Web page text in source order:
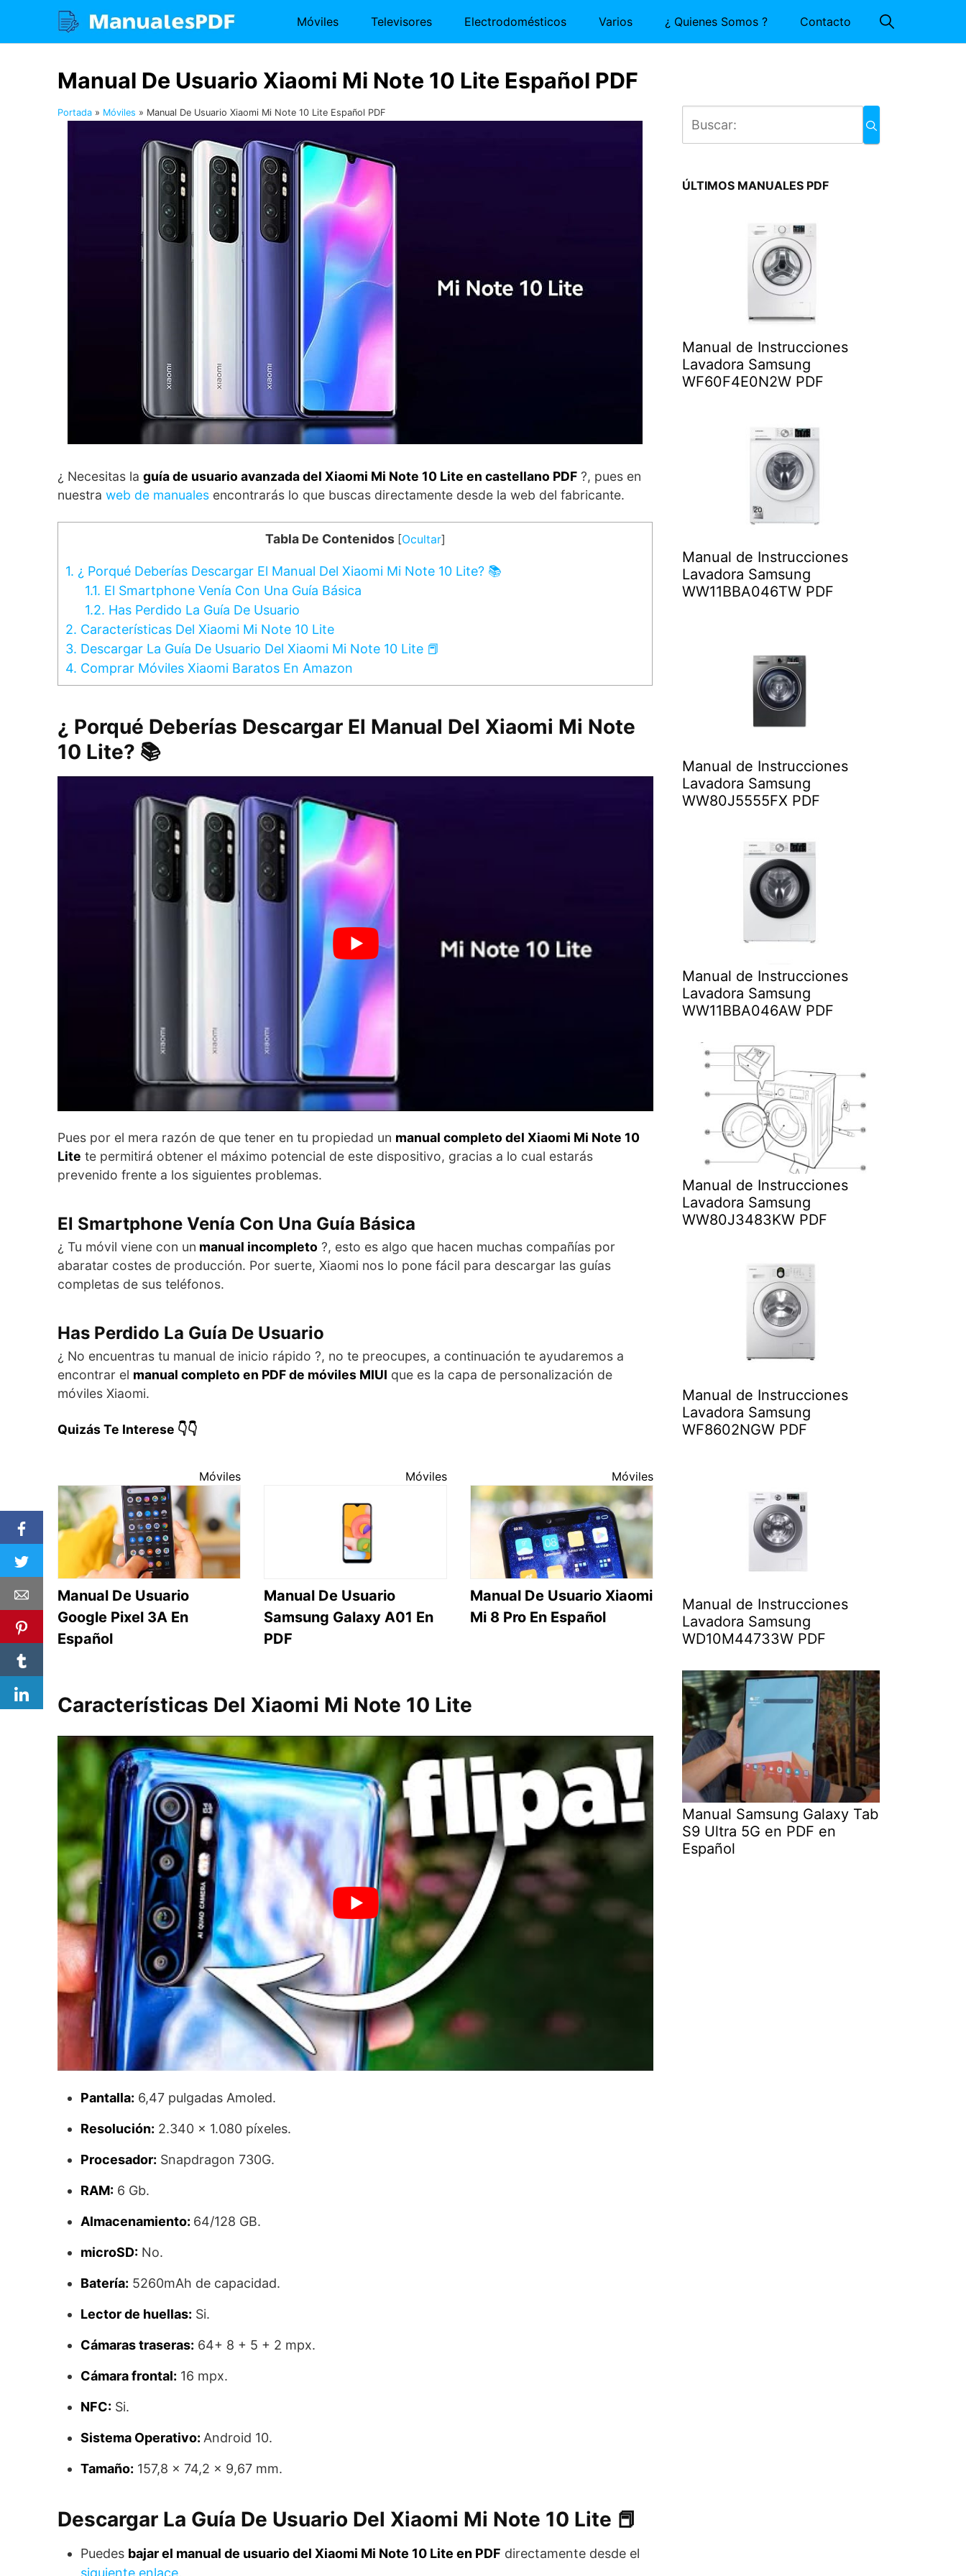
contenido
Móviles Televisores Electrodomésticos Varios ¿ Quienes Somos ? Contacto
Manual De Usuario Xiaomi Mi Note 10 Lite Español PDF
Portada » Móviles » Manual De Usuario Xiaomi Mi Note 10 Lite Español PDF
¿ Necesitas la guía de usuario avanzada del Xiaomi Mi Note 10 Lite en castellano PDF ?, pues en
nuestra web de manuales encontrarás lo que buscas directamente desde la web del fabricante.
Tabla De Contenidos [Ocultar]
1. ¿ Porqué Deberías Descargar El Manual Del Xiaomi Mi Note 10 Lite? 📚
1.1. El Smartphone Venía Con Una Guía Básica
1.2. Has Perdido La Guía De Usuario
2. Características Del Xiaomi Mi Note 10 Lite
3. Descargar La Guía De Usuario Del Xiaomi Mi Note 10 Lite 📕
4. Comprar Móviles Xiaomi Baratos En Amazon
¿ Porqué Deberías Descargar El Manual Del Xiaomi Mi Note
10 Lite? 📚
Pues por el mera razón de que tener en tu propiedad un manual completo del Xiaomi Mi Note 10
Lite te permitirá obtener el máximo potencial de este dispositivo, gracias a lo cual estarás
prevenido frente a los siguientes problemas.
El Smartphone Venía Con Una Guía Básica
¿ Tu móvil viene con un manual incompleto ?, esto es algo que hacen muchas compañías por
abaratar costes de producción. Por suerte, Xiaomi nos lo pone fácil para descargar las guías
completas de sus teléfonos.
Has Perdido La Guía De Usuario
¿ No encuentras tu manual de inicio rápido ?, no te preocupes, a continuación te ayudaremos a
encontrar el manual completo en PDF de móviles MIUI que es la capa de personalización de
móviles Xiaomi.
Quizás Te Interese 👇👇
Móviles
Manual De Usuario
Google Pixel 3A En
Español
Móviles
Manual De Usuario
Samsung Galaxy A01 En
PDF
Móviles
Manual De Usuario Xiaomi
Mi 8 Pro En Español
Características Del Xiaomi Mi Note 10 Lite
Pantalla: 6,47 pulgadas Amoled.
Resolución: 2.340 x 1.080 píxeles.
Procesador: Snapdragon 730G.
RAM: 6 Gb.
Almacenamiento: 64/128 GB.
microSD: No.
Batería: 5260mAh de capacidad.
Lector de huellas: Si.
Cámaras traseras: 64+ 8 + 5 + 2 mpx.
Cámara frontal: 16 mpx.
NFC: Si.
Sistema Operativo: Android 10.
Tamaño: 157,8 x 74,2 x 9,67 mm.
Descargar La Guía De Usuario Del Xiaomi Mi Note 10 Lite 📕
Puedes bajar el manual de usuario del Xiaomi Mi Note 10 Lite en PDF directamente desde el
ÚLTIMOS MANUALES PDF
Manual de Instrucciones
Lavadora Samsung
WF60F4E0N2W PDF
Manual de Instrucciones
Lavadora Samsung
WW11BBA046TW PDF
Manual de Instrucciones
Lavadora Samsung
WW80J5555FX PDF
Manual de Instrucciones
Lavadora Samsung
WW11BBA046AW PDF
Manual de Instrucciones
Lavadora Samsung
WW80J3483KW PDF
Manual de Instrucciones
Lavadora Samsung
WF8602NGW PDF
Manual de Instrucciones
Lavadora Samsung
WD10M44733W PDF
Manual Samsung Galaxy Tab
S9 Ultra 5G en PDF en
Español